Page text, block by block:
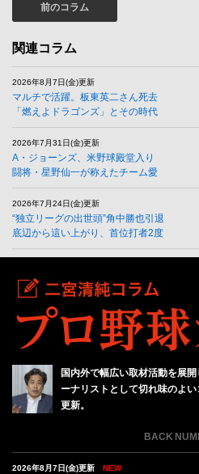
前のコラム
関連コラム
2026年8月7日(金)更新
マルチで活躍。板東英二さん死去
「燃えよドラゴンズ」とその時代
2026年7月31日(金)更新
A・ジョーンズ、米野球殿堂入り
闘将・星野仙一が称えたチーム愛
2026年7月24日(金)更新
“独立リーグの出世頭”角中勝也引退
底辺から這い上がり、首位打者2度
国内外で幅広い取材活動を展
ーナリストとして切れ味のよ
更新。
BACK
2026年8月7日(金)更新 NEW